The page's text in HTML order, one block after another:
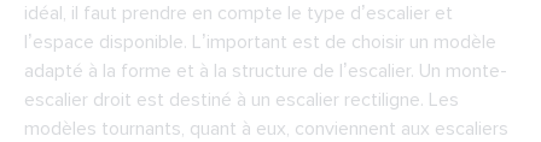
idéal, il faut prendre en compte le type d’escalier et
l’espace disponible. L’important est de choisir un modèle
adapté à la forme et à la structure de l’escalier. Un monte-
escalier droit est destiné à un escalier rectiligne. Les
modèles tournants, quant à eux, conviennent aux escaliers